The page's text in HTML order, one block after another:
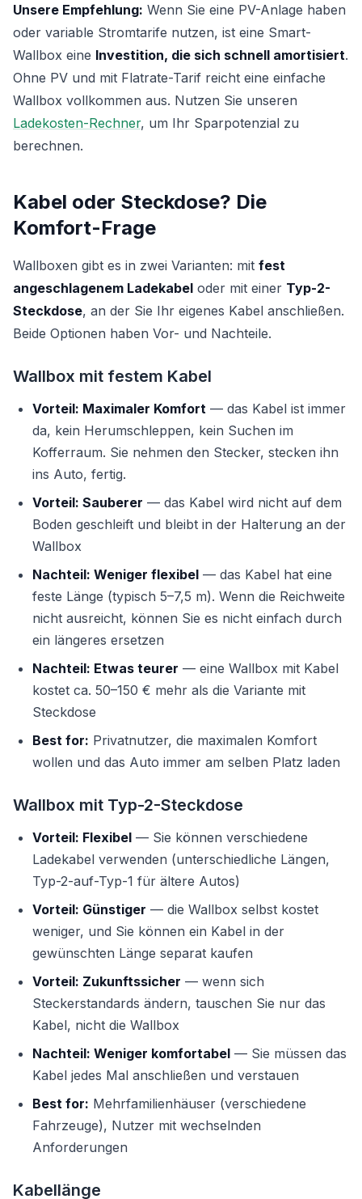
Unsere Empfehlung: Wenn Sie eine PV-Anlage haben
oder variable Stromtarife nutzen, ist eine Smart-
Wallbox eine Investition, die sich schnell amortisiert.
Ohne PV und mit Flatrate-Tarif reicht eine einfache
Wallbox vollkommen aus. Nutzen Sie unseren
Ladekosten-Rechner, um Ihr Sparpotenzial zu
berechnen.
Kabel oder Steckdose? Die
Komfort-Frage
Wallboxen gibt es in zwei Varianten: mit fest
angeschlagenem Ladekabel oder mit einer Typ-2-
Steckdose, an der Sie Ihr eigenes Kabel anschließen.
Beide Optionen haben Vor- und Nachteile.
Wallbox mit festem Kabel
Vorteil: Maximaler Komfort — das Kabel ist immer
da, kein Herumschleppen, kein Suchen im
Kofferraum. Sie nehmen den Stecker, stecken ihn
ins Auto, fertig.
Vorteil: Sauberer — das Kabel wird nicht auf dem
Boden geschleift und bleibt in der Halterung an der
Wallbox
Nachteil: Weniger flexibel — das Kabel hat eine
feste Länge (typisch 5–7,5 m). Wenn die Reichweite
nicht ausreicht, können Sie es nicht einfach durch
ein längeres ersetzen
Nachteil: Etwas teurer — eine Wallbox mit Kabel
kostet ca. 50–150 € mehr als die Variante mit
Steckdose
Best for: Privatnutzer, die maximalen Komfort
wollen und das Auto immer am selben Platz laden
Wallbox mit Typ-2-Steckdose
Vorteil: Flexibel — Sie können verschiedene
Ladekabel verwenden (unterschiedliche Längen,
Typ-2-auf-Typ-1 für ältere Autos)
Vorteil: Günstiger — die Wallbox selbst kostet
weniger, und Sie können ein Kabel in der
gewünschten Länge separat kaufen
Vorteil: Zukunftssicher — wenn sich
Steckerstandards ändern, tauschen Sie nur das
Kabel, nicht die Wallbox
Nachteil: Weniger komfortabel — Sie müssen das
Kabel jedes Mal anschließen und verstauen
Best for: Mehrfamilienhäuser (verschiedene
Fahrzeuge), Nutzer mit wechselnden
Anforderungen
Kabellänge